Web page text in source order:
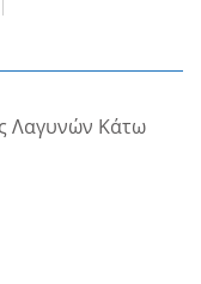
Λαγυνών Κάτω